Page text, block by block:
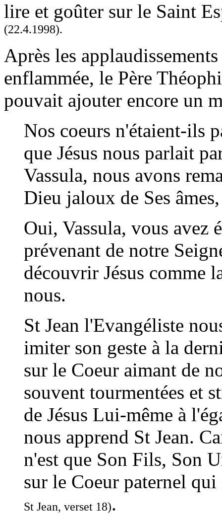
lire et goûter sur le Saint
(22.4.1998).
Après les
enflammée, le Père
pouvait ajouter encore un
Nos coeurs n'étaient-ils
que Jésus nous parlait
Vassula, nous avons
Dieu jaloux de Ses
Oui, Vassula, vous avez
prévenant de notre
découvrir Jésus comme
nous.
St Jean l'Evangéliste
imiter son geste à la
sur le Coeur aimant de
souvent tourmentées et
de Jésus Lui-même à
nous apprend St Jean.
n'est que Son Fils, Son
sur le Coeur paternel
St Jean, verset 18).